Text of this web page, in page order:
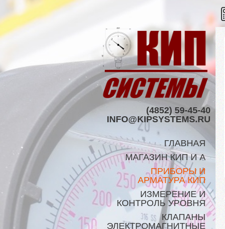
(4852) 59-45-40
INFO@KIPSYSTEMS.RU
ГЛАВНАЯ
МАГАЗИН КИП И А
ПРИБОРЫ И
АРМАТУРА КИП
ИЗМЕРЕНИЕ И
КОНТРОЛЬ УРОВНЯ
КЛАПАНЫ
ЭЛЕКТРОМАГНИТНЫЕ